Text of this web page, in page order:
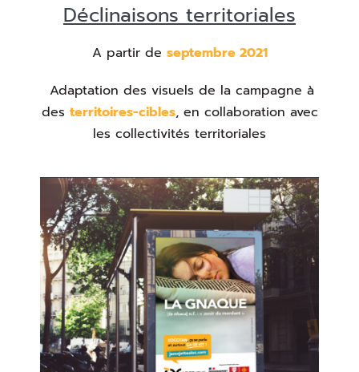
Déclinaisons territoriales
A partir de septembre 2021
Adaptation des visuels de la campagne à
des territoires-cibles, en collaboration avec
les collectivités territoriales